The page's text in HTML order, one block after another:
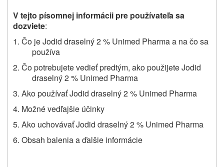
V tejto písomnej informácii pre používateľa sa
dozviete:
1. Čo je Jodid draselný 2 % Unimed Pharma a na čo sa
používa
2. Čo potrebujete vedieť predtým, ako použijete Jodid
draselný 2 % Unimed Pharma
3. Ako používať Jodid draselný 2 % Unimed Pharma
4. Možné vedľajšie účinky
5. Ako uchovávať Jodid draselný 2 % Unimed Pharma
6. Obsah balenia aďalšie informácie